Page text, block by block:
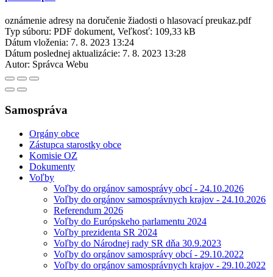
oznámenie adresy na doručenie žiadosti o hlasovací preukaz.pdf
Typ súboru: PDF dokument, Veľkosť: 109,33 kB
Dátum vloženia: 7. 8. 2023 13:24
Dátum poslednej aktualizácie: 7. 8. 2023 13:28
Autor: Správca Webu
Samospráva
Orgány obce
Zástupca starostky obce
Komisie OZ
Dokumenty
Voľby
Voľby do orgánov samosprávy obcí - 24.10.2026
Voľby do orgánov samosprávnych krajov - 24.10.2026
Referendum 2026
Voľby do Európskeho parlamentu 2024
Voľby prezidenta SR 2024
Voľby do Národnej rady SR dňa 30.9.2023
Voľby do orgánov samosprávy obcí - 29.10.2022
Voľby do orgánov samosprávnych krajov - 29.10.2022